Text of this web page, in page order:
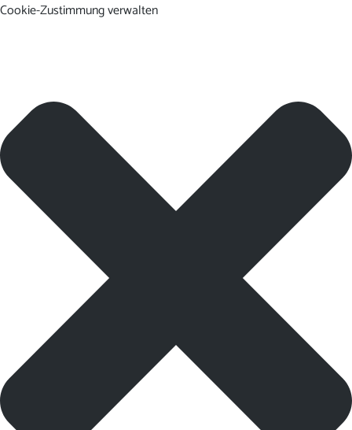
Cookie-Zustimmung verwalten